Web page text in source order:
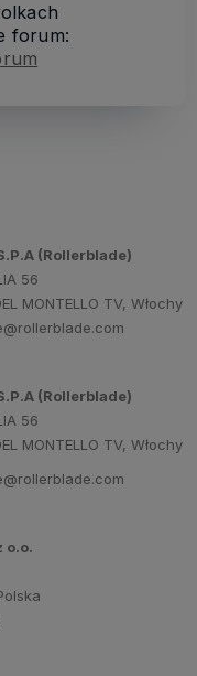
forum:
(Rollerblade)
56
MONTELLO TV, Włochy
(Rollerblade)
56
MONTELLO TV, Włochy
o.o.